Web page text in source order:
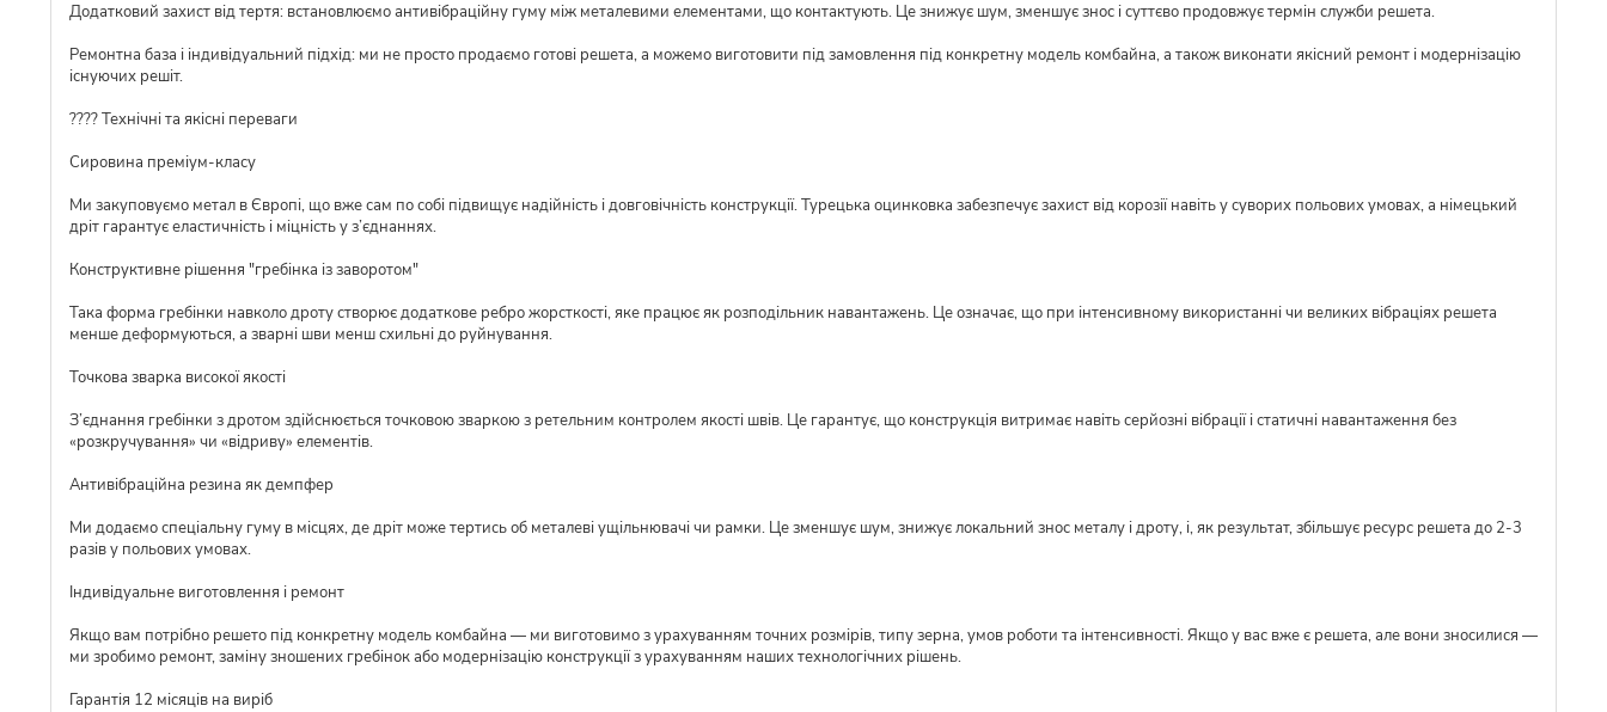
Додатковий захист від тертя: встановлюємо антивібраційну гуму між металевими елементами, що контактують. Це знижує шум, зменшує знос і суттєво продовжує термін служби решета.
Ремонтна база і індивідуальний підхід: ми не просто продаємо готові решета, а можемо виготовити під замовлення під конкретну модель комбайна, а також виконати якісний ремонт і модернізацію
існуючих решіт.
???? Технічні та якісні переваги
Сировина преміум-класу
Ми закуповуємо метал в Європі, що вже сам по собі підвищує надійність і довговічність конструкції. Турецька оцинковка забезпечує захист від корозії навіть у суворих польових умовах, а німецький
дріт гарантує еластичність і міцність у з’єднаннях.
Конструктивне рішення "гребінка із заворотом"
Така форма гребінки навколо дроту створює додаткове ребро жорсткості, яке працює як розподільник навантажень. Це означає, що при інтенсивному використанні чи великих вібраціях решета
менше деформуються, а зварні шви менш схильні до руйнування.
Точкова зварка високої якості
З’єднання гребінки з дротом здійснюється точковою зваркою з ретельним контролем якості швів. Це гарантує, що конструкція витримає навіть серйозні вібрації і статичні навантаження без
«розкручування» чи «відриву» елементів.
Антивібраційна резина як демпфер
Ми додаємо спеціальну гуму в місцях, де дріт може тертись об металеві ущільнювачі чи рамки. Це зменшує шум, знижує локальний знос металу і дроту, і, як результат, збільшує ресурс решета до 2-3
разів у польових умовах.
Індивідуальне виготовлення і ремонт
Якщо вам потрібно решето під конкретну модель комбайна — ми виготовимо з урахуванням точних розмірів, типу зерна, умов роботи та інтенсивності. Якщо у вас вже є решета, але вони зносилися —
ми зробимо ремонт, заміну зношених гребінок або модернізацію конструкції з урахуванням наших технологічних рішень.
Гарантія 12 місяців на виріб